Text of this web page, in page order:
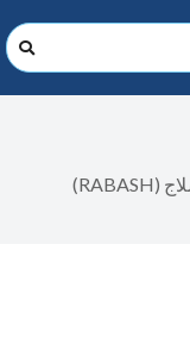
دروس ومحاضرات الدكتور مايكل ليتمان. دروس افتراضية ومحاضرات للنساء وتسجيلات فريدة للحاخام باروخ أشلاج (RABASH)